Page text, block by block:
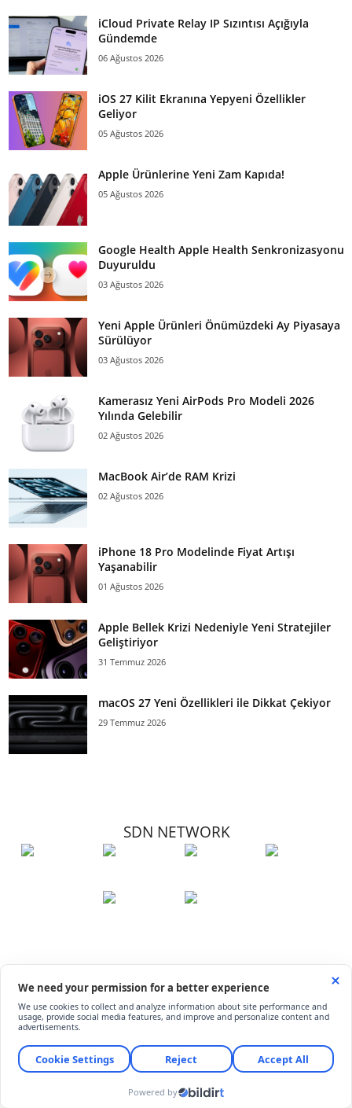
iCloud Private Relay IP Sızıntısı Açığıyla
Gündemde
06 Ağustos 2026
iOS 27 Kilit Ekranına Yepyeni Özellikler
Geliyor
05 Ağustos 2026
Apple Ürünlerine Yeni Zam Kapıda!
05 Ağustos 2026
Google Health Apple Health Senkronizasyonu
Duyuruldu
03 Ağustos 2026
Yeni Apple Ürünleri Önümüzdeki Ay Piyasaya
Sürülüyor
03 Ağustos 2026
Kamerasız Yeni AirPods Pro Modeli 2026
Yılında Gelebilir
02 Ağustos 2026
MacBook Air’de RAM Krizi
02 Ağustos 2026
iPhone 18 Pro Modelinde Fiyat Artışı
Yaşanabilir
01 Ağustos 2026
Apple Bellek Krizi Nedeniyle Yeni Stratejiler
Geliştiriyor
31 Temmuz 2026
macOS 27 Yeni Özellikleri ile Dikkat Çekiyor
29 Temmuz 2026
SDN NETWORK
© ShiftDelete.Net